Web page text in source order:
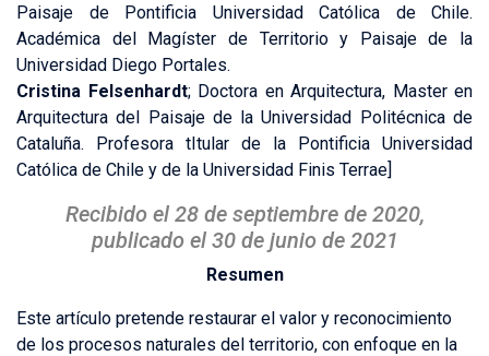
Paisaje de Pontificia Universidad Católica de Chile.
Académica del Magíster de Territorio y Paisaje de la
Universidad Diego Portales.
Cristina Felsenhardt; Doctora en Arquitectura, Master en
Arquitectura del Paisaje de la Universidad Politécnica de
Cataluña. Profesora tItular de la Pontificia Universidad
Católica de Chile y de la Universidad Finis Terrae]
Recibido el 28 de septiembre de 2020,
publicado el 30 de junio de 2021
Resumen
Este artículo pretende restaurar el valor y reconocimiento
de los procesos naturales del territorio, con enfoque en la